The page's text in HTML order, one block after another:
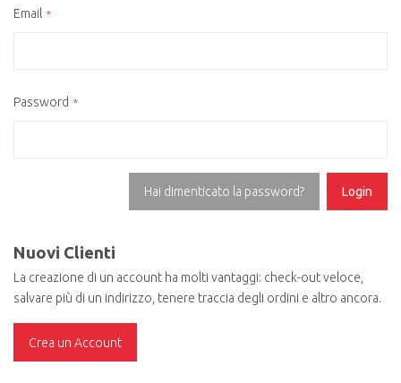
Email
Password
Login
Hai dimenticato la password?
Nuovi Clienti
La creazione di un account ha molti vantaggi: check-out veloce,
salvare più di un indirizzo, tenere traccia degli ordini e altro ancora.
Crea un Account